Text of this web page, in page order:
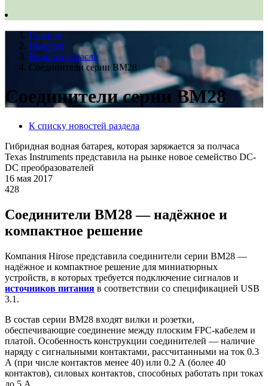
Главная
Новости
Новости отрасли
Соединители серии BM28
Соединители серии BM28
К списку новостей раздела
Гибридная водная батарея, которая заряжается за полчаса
Texas Instruments представила на рынке новое семейство DC-
DC преобразователей
16 мая 2017
428
Соединители BM28 — надёжное и
компактное решение
Компания Hirose представила соединители серии BM28 —
надёжное и компактное решение для миниатюрных
устройств, в которых требуется подключение сигналов и
источников питания в соответствии со спецификацией USB
3.1.
В состав серии BM28 входят вилки и розетки,
обеспечивающие соединение между плоским FPC-кабелем и
платой. Особенность конструкции соединителей — наличие
наряду с сигнальными контактами, рассчитанными на ток 0.3
А (при числе контактов менее 40) или 0.2 А (более 40
контактов), силовых контактов, способных работать при токах
до 5 А.